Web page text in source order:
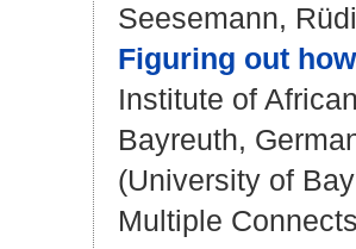
Seesemann,
Figuring out
Institute of
Bayreuth,
(University of
Multiple